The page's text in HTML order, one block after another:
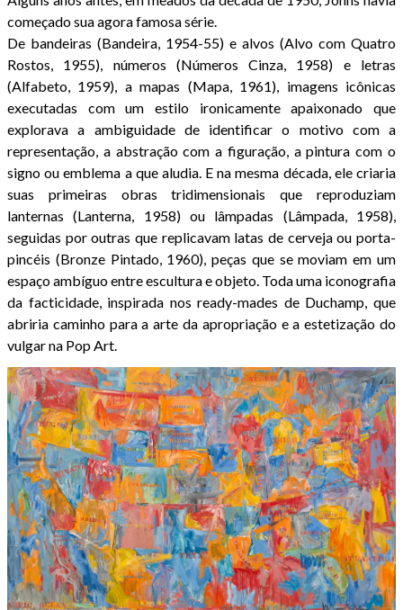
começado sua agora famosa série.
De bandeiras (Bandeira, 1954-55) e alvos (Alvo com Quatro
Rostos, 1955), números (Números Cinza, 1958) e letras
(Alfabeto, 1959), a mapas (Mapa, 1961), imagens icônicas
executadas com um estilo ironicamente apaixonado que
explorava a ambiguidade de identificar o motivo com a
representação, a abstração com a figuração, a pintura com o
signo ou emblema a que aludia. E na mesma década, ele criaria
suas primeiras obras tridimensionais que reproduziam
lanternas (Lanterna, 1958) ou lâmpadas (Lâmpada, 1958),
seguidas por outras que replicavam latas de cerveja ou porta-
pincéis (Bronze Pintado, 1960), peças que se moviam em um
espaço ambíguo entre escultura e objeto. Toda uma iconografia
da facticidade, inspirada nos ready-mades de Duchamp, que
abriria caminho para a arte da apropriação e a estetização do
vulgar na Pop Art.